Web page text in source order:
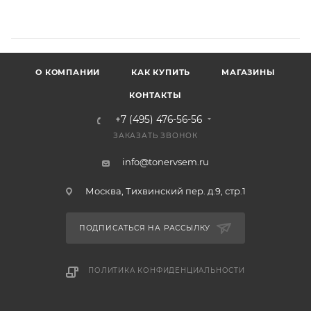
О КОМПАНИИ КАК КУПИТЬ МАГАЗИНЫ
КОНТАКТЫ
+7 (495) 476-56-56
ЗАКАЗАТЬ ЗВОНОК
info@tonervsem.ru
Москва, Тихвинский пер. д.9, стр.1
ПОДПИСАТЬСЯ НА РАССЫЛКУ
ПОЛИТИКА КОНФИДЕНЦИАЛЬНОСТИ